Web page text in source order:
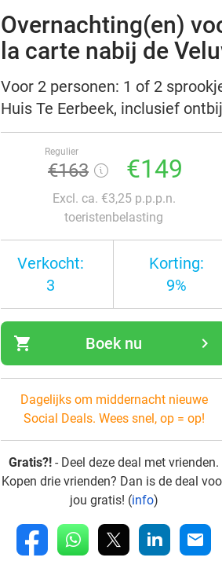
Overnachting(en)
la carte nabij de
Voor 2 personen: 1 of 2
Huis Te Eerbeek, inclusief
Regulier
€163 €149
Excl. ca. €3,25 p.p.p.n.
toeristenbelasting
Verkocht:
3
Korting:
9%
shopping_cart navigate_next
Boek nu
Dagelijks om middernacht nieuwe
Social Deals. Wees snel, op = op!
Gratis?! - Deel deze deal met vrienden.
Kopen drie vrienden? Dan is de deal
jou gratis! (info)
fb whatsapp linkedin mail